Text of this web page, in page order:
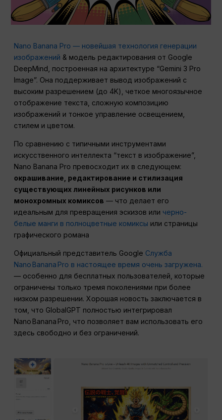
Nano Banana Pro — новейшая технология генерации
изображений & модель редактирования от Google
DeepMind, построенная на архитектуре “Gemini 3 Pro
Image”. Она поддерживает вывод изображений с
высоким разрешением (до 4K), четкое многоязычное
отображение текста, сложную композицию
изображений и тонкое управление освещением,
стилем и цветом.
По сравнению с типичными инструментами
искусственного интеллекта “текст в изображение”,
Nano Banana Pro превосходит их в следующем:
окрашивание, редактирование и стилизация
существующих линейных рисунков или
монохромных комиксов — что делает его
идеальным для превращения эскизов или черно-
белые манги в полноцветные комиксы или страницы
графического романа
Официальный представитель Google Служба
Nano Banana Pro в настоящее время очень загружена.
— особенно для бесплатных пользователей, которые
ограничены только тремя поколениями при более
низком разрешении. Хорошая новость заключается в
том, что GlobalGPT полностью интегрировал
Nano Banana Pro, что позволяет вам использовать его
здесь свободно и без ограничений.